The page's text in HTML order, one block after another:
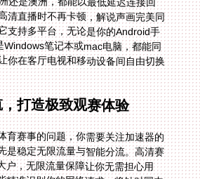
打造极致观赛体验
育赛事的问题，你需要关注加速器的
是稳定无限流量与智能分流。高清赛
户，无限流量保障让你无需担心用
精准识别你的网络请求，将针对国内
过精选的回国专线传输，而其他本地
互不干扰，最大化利用带宽。其次是
。优质加速器会提供独享的100M及
你修建了一条专属高速公路，彻底告
保证在世界杯决赛这样的高峰时段也